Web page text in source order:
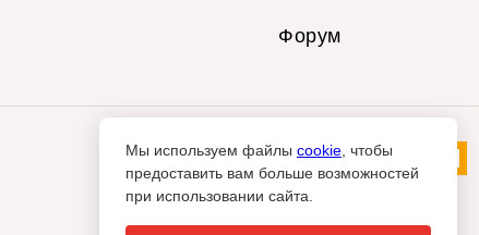
Форум
Мы используем файлы cookie , чтобы
предоставить вам больше возможностей
при использовании сайта.